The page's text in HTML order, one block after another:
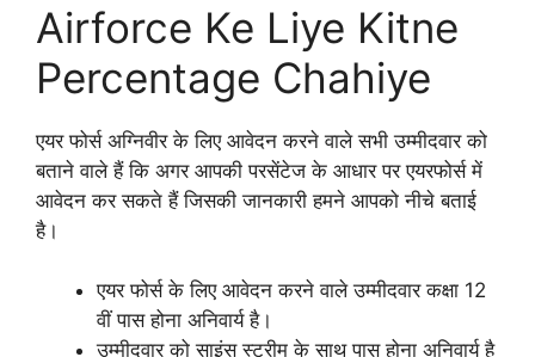
Airforce Ke Liye Kitne
Percentage Chahiye
एयर फोर्स अग्निवीर के लिए आवेदन करने वाले सभी उम्मीदवार को
बताने वाले हैं कि अगर आपकी परसेंटेज के आधार पर एयरफोर्स में
आवेदन कर सकते हैं जिसकी जानकारी हमने आपको नीचे बताई
है।
एयर फोर्स के लिए आवेदन करने वाले उम्मीदवार कक्षा 12
वीं पास होना अनिवार्य है।
उम्मीदवार को साइंस स्ट्रीम के साथ पास होना अनिवार्य है